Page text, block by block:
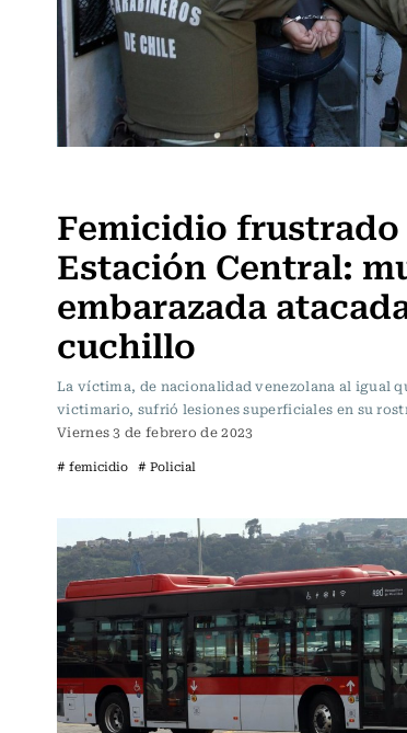
Femicidio frustrado
Estación Central:
embarazada
cuchillo
La víctima, de nacionalidad venezolana al igual
victimario, sufrió lesiones superficiales en su
Viernes 3 de febrero de 2023
# femicidio # Policial